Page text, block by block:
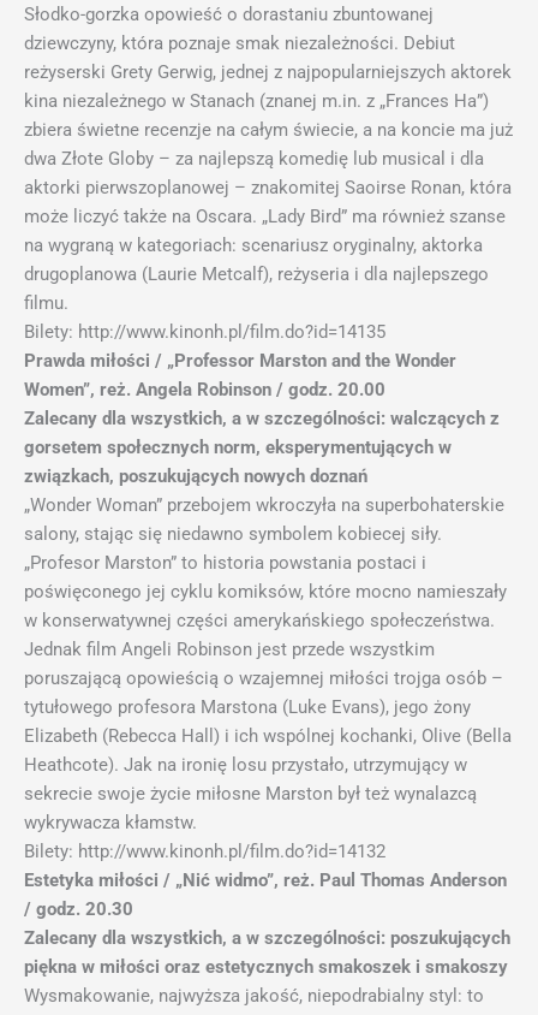
Słodko-gorzka opowieść o dorastaniu zbuntowanej
dziewczyny, która poznaje smak niezależności. Debiut
reżyserski Grety Gerwig, jednej z najpopularniejszych aktorek
kina niezależnego w Stanach (znanej m.in. z „Frances Ha”)
zbiera świetne recenzje na całym świecie, a na koncie ma już
dwa Złote Globy – za najlepszą komedię lub musical i dla
aktorki pierwszoplanowej – znakomitej Saoirse Ronan, która
może liczyć także na Oscara. „Lady Bird” ma również szanse
na wygraną w kategoriach: scenariusz oryginalny, aktorka
drugoplanowa (Laurie Metcalf), reżyseria i dla najlepszego
filmu.
Bilety: http://www.kinonh.pl/film.do?id=14135
Prawda miłości / „Professor Marston and the Wonder
Women”, reż. Angela Robinson / godz. 20.00
Zalecany dla wszystkich, a w szczególności: walczących z
gorsetem społecznych norm, eksperymentujących w
związkach, poszukujących nowych doznań
„Wonder Woman” przebojem wkroczyła na superbohaterskie
salony, stając się niedawno symbolem kobiecej siły.
„Profesor Marston” to historia powstania postaci i
poświęconego jej cyklu komiksów, które mocno namieszały
w konserwatywnej części amerykańskiego społeczeństwa.
Jednak film Angeli Robinson jest przede wszystkim
poruszającą opowieścią o wzajemnej miłości trojga osób –
tytułowego profesora Marstona (Luke Evans), jego żony
Elizabeth (Rebecca Hall) i ich wspólnej kochanki, Olive (Bella
Heathcote). Jak na ironię losu przystało, utrzymujący w
sekrecie swoje życie miłosne Marston był też wynalazcą
wykrywacza kłamstw.
Bilety: http://www.kinonh.pl/film.do?id=14132
Estetyka miłości / „Nić widmo”, reż. Paul Thomas Anderson
/ godz. 20.30
Zalecany dla wszystkich, a w szczególności: poszukujących
piękna w miłości oraz estetycznych smakoszek i smakoszy
Wysmakowanie, najwyższa jakość, niepodrabialny styl: to